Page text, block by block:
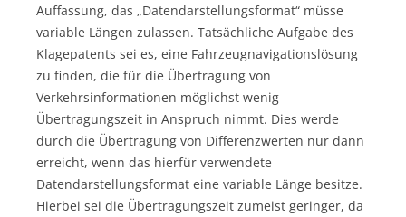
Auffassung, das „Datendarstellungsformat“ müsse
variable Längen zulassen. Tatsächliche Aufgabe des
Klagepatents sei es, eine Fahrzeugnavigationslösung
zu finden, die für die Übertragung von
Verkehrsinformationen möglichst wenig
Übertragungszeit in Anspruch nimmt. Dies werde
durch die Übertragung von Differenzwerten nur dann
erreicht, wenn das hierfür verwendete
Datendarstellungsformat eine variable Länge besitze.
Hierbei sei die Übertragungszeit zumeist geringer, da